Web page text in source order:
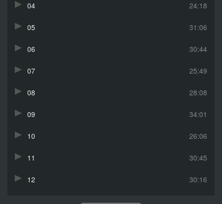
24:18
04
31:06
05
30:44
06
25:49
07
28:08
08
34:01
09
26:06
10
30:45
11
30:16
12